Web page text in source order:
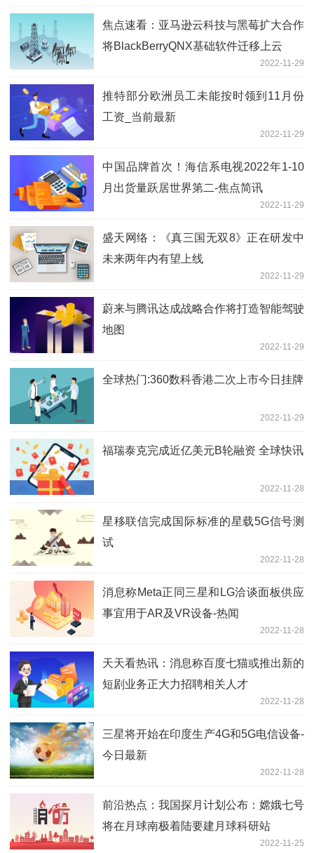
焦点速看：亚马逊云科技与黑莓扩大合作
将BlackBerryQNX基础软件迁移上云
2022-11-29
推特部分欧洲员工未能按时领到11月份
工资_当前最新
2022-11-29
中国品牌首次！海信系电视2022年1-10
月出货量跃居世界第二-焦点简讯
2022-11-29
盛天网络：《真三国无双8》正在研发中
未来两年内有望上线
2022-11-29
蔚来与腾讯达成战略合作将打造智能驾驶
地图
2022-11-29
全球热门:360数科香港二次上市今日挂牌
2022-11-29
福瑞泰克完成近亿美元B轮融资 全球快讯
2022-11-28
星移联信完成国际标准的星载5G信号测
试
2022-11-28
消息称Meta正同三星和LG洽谈面板供应
事宜用于AR及VR设备-热闻
2022-11-28
天天看热讯：消息称百度七猫或推出新的
短剧业务正大力招聘相关人才
2022-11-28
三星将开始在印度生产4G和5G电信设备-
今日最新
2022-11-28
前沿热点：我国探月计划公布：嫦娥七号
将在月球南极着陆要建月球科研站
2022-11-25